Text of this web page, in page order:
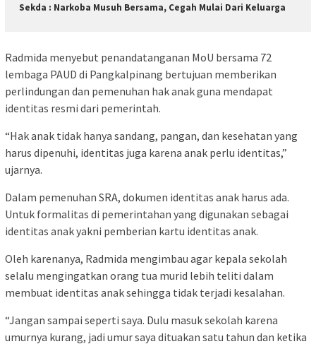
Sekda : Narkoba Musuh Bersama, Cegah Mulai Dari Keluarga
Radmida menyebut penandatanganan MoU bersama 72
lembaga PAUD di Pangkalpinang bertujuan memberikan
perlindungan dan pemenuhan hak anak guna mendapat
identitas resmi dari pemerintah.
“Hak anak tidak hanya sandang, pangan, dan kesehatan yang
harus dipenuhi, identitas juga karena anak perlu identitas,”
ujarnya.
Dalam pemenuhan SRA, dokumen identitas anak harus ada.
Untuk formalitas di pemerintahan yang digunakan sebagai
identitas anak yakni pemberian kartu identitas anak.
Oleh karenanya, Radmida mengimbau agar kepala sekolah
selalu mengingatkan orang tua murid lebih teliti dalam
membuat identitas anak sehingga tidak terjadi kesalahan.
“Jangan sampai seperti saya. Dulu masuk sekolah karena
umurnya kurang, jadi umur saya dituakan satu tahun dan ketika